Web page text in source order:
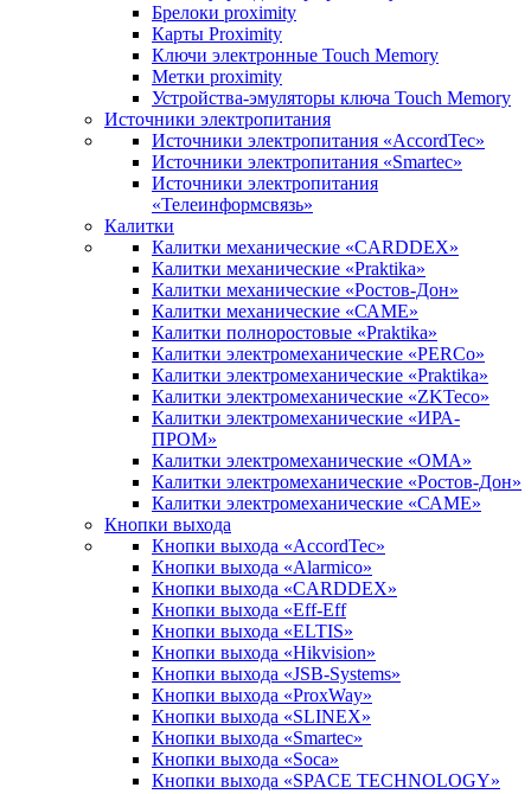
Брелоки proximity
Карты Proximity
Ключи электронные Touch Memory
Метки proximity
Устройства-эмуляторы ключа Touch Memory
Источники электропитания
Источники электропитания «AccordTec»
Источники электропитания «Smartec»
Источники электропитания
«Телеинформсвязь»
Калитки
Калитки механические «CARDDEX»
Калитки механические «Praktika»
Калитки механические «Ростов-Дон»
Калитки механические «САМЕ»
Калитки полноростовые «Praktika»
Калитки электромеханические «PERCo»
Калитки электромеханические «Praktika»
Калитки электромеханические «ZKTeco»
Калитки электромеханические «ИРА-
ПРОМ»
Калитки электромеханические «ОМА»
Калитки электромеханические «Ростов-Дон»
Калитки электромеханические «САМЕ»
Кнопки выхода
Кнопки выхода «AccordTec»
Кнопки выхода «Alarmico»
Кнопки выхода «CARDDEX»
Кнопки выхода «Eff-Eff
Кнопки выхода «ELTIS»
Кнопки выхода «Hikvision»
Кнопки выхода «JSB-Systems»
Кнопки выхода «ProxWay»
Кнопки выхода «SLINEX»
Кнопки выхода «Smartec»
Кнопки выхода «Soca»
Кнопки выхода «SPACE TECHNOLOGY»